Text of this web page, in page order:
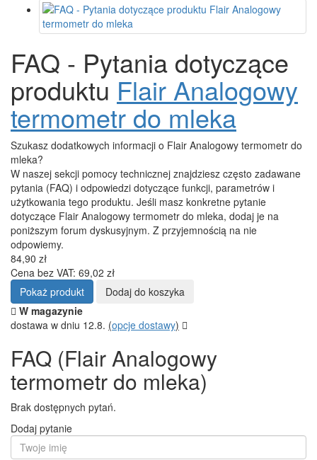
FAQ - Pytania dotyczące
produktu Flair Analogowy
termometr do mleka
Szukasz dodatkowych informacji o Flair Analogowy termometr do
mleka?
W naszej sekcji pomocy technicznej znajdziesz często zadawane
pytania (FAQ) i odpowiedzi dotyczące funkcji, parametrów i
użytkowania tego produktu. Jeśli masz konkretne pytanie
dotyczące Flair Analogowy termometr do mleka, dodaj je na
poniższym forum dyskusyjnym. Z przyjemnością na nie
odpowiemy.
84,90 zł
Cena bez VAT: 69,02 zł
Pokaż produkt
Dodaj do koszyka
W magazynie
dostawa w dniu 12.8. (opcje dostawy)
FAQ (Flair Analogowy
termometr do mleka)
Brak dostępnych pytań.
Dodaj pytanie